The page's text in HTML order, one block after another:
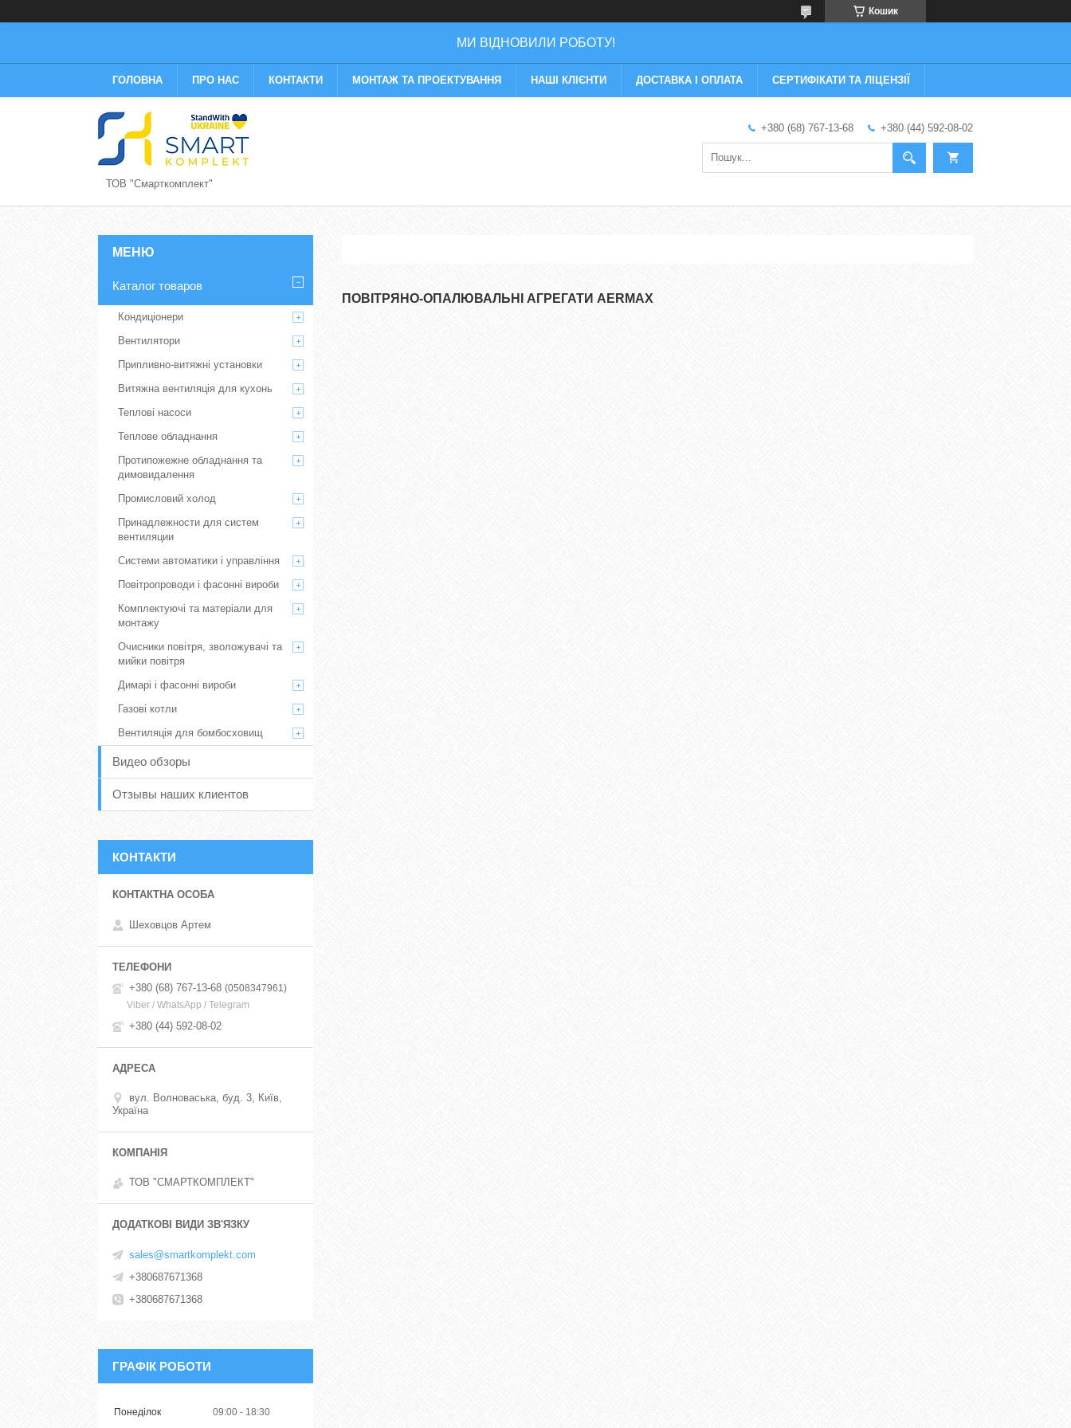
Кошик
МИ ВІДНОВИЛИ РОБОТУ!
ГОЛОВНА ПРО НАС КОНТАКТИ МОНТАЖ ТА ПРОЕКТУВАННЯ НАШІ КЛІЄНТИ ДОСТАВКА І ОПЛАТА СЕРТИФІКАТИ ТА ЛІЦЕНЗІЇ
ТОВ "Смарткомплект"
+380 (68) 767-13-68 +380 (44) 592-08-02
ПОВІТРЯНО-ОПАЛЮВАЛЬНІ АГРЕГАТИ AERMAX
Каталог товаров
Кондиціонери
Вентилятори
Припливно-витяжні установки
Витяжна вентиляція для кухонь
Теплові насоси
Теплове обладнання
Протипожежне обладнання та
димовидалення
Промисловий холод
Принадлежности для систем
вентиляции
Системи автоматики і управління
Повітропроводи і фасонні вироби
Комплектуючі та матеріали для
монтажу
Очисники повітря, зволожувачі та
мийки повітря
Димарі і фасонні вироби
Газові котли
Вентиляція для бомбосховищ
Видео обзоры
Отзывы наших клиентов
КОНТАКТИ
Шеховцов Артем
+380 (68) 767-13-68 0508347961
Viber / WhatsApp / Telegram
+380 (44) 592-08-02
вул. Волноваська, буд. 3, Київ,
Україна
ТОВ "СМАРТКОМПЛЕКТ"
sales@smartkomplekt.com
+380687671368
+380687671368
ГРАФІК РОБОТИ
Понеділок 09:00 18:30